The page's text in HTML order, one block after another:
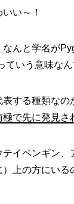
い～！
なんと学名が
ていう意味なん
表する種類な
極で先に発見さ
イペンギン、
上の方にいる